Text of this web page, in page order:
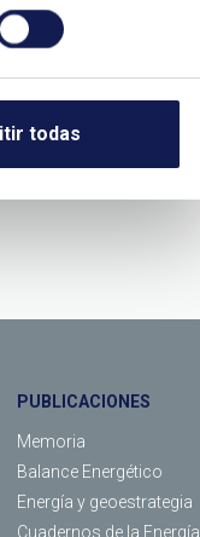
todas
PUBLICACIONES
Memoria
Balance Energético
Energía y geoestrategia
Cuadernos de la Energía